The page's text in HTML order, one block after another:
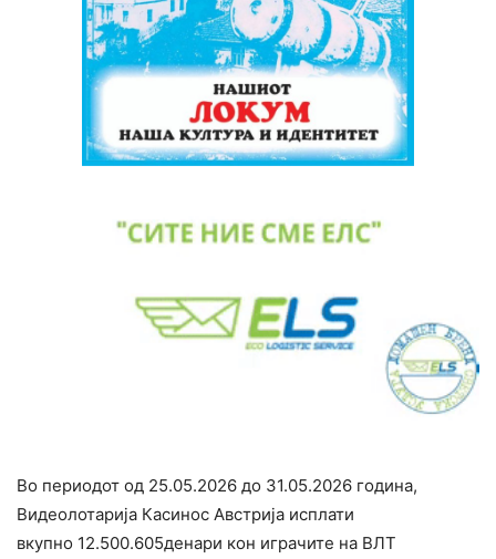
Во периодот од 25.05.2026 до 31.05.2026 година,
Видеолотарија Касинос Австрија исплати
вкупно 12.500.605денари кон играчите на ВЛТ